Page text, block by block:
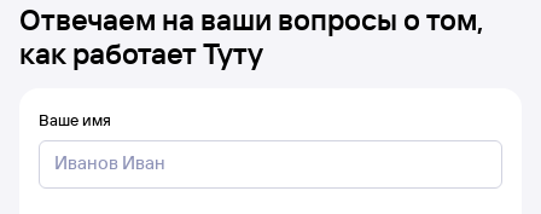
Отвечаем на ваши вопросы о том,
как работает Туту
Ваше имя